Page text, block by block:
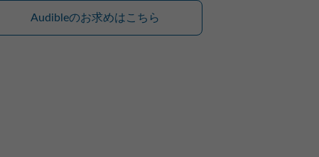
Audibleのお求めはこちら